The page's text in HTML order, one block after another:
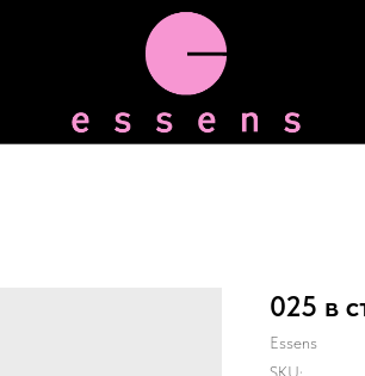
025 в
Essens